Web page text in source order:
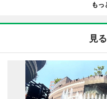
もっ
見